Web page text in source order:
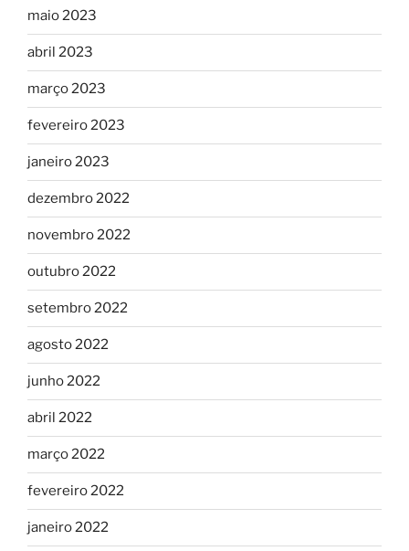
maio 2023
abril 2023
março 2023
fevereiro 2023
janeiro 2023
dezembro 2022
novembro 2022
outubro 2022
setembro 2022
agosto 2022
junho 2022
abril 2022
março 2022
fevereiro 2022
janeiro 2022